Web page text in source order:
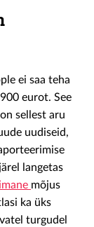
ei saa teha
eurot. See
sellest aru
uudiseid,
langetas
mõjus
ka üks
turgudel